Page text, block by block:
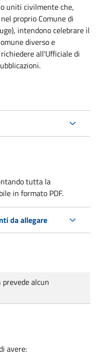
uniti civilmente che,
proprio Comune di
intendono celebrare il
diverso e
all'Ufficiale di
tutta la
in formato PDF.
da allegare
alcun
avere: